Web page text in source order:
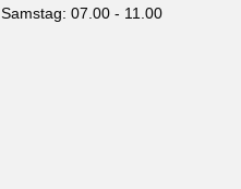
Samstag: 07.00 - 11.00